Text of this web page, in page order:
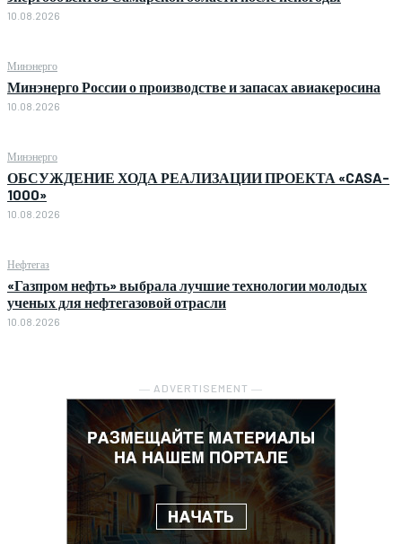
10.08.2026
Минэнерго
Минэнерго России о производстве и запасах авиакеросина
10.08.2026
Минэнерго
ОБСУЖДЕНИЕ ХОДА РЕАЛИЗАЦИИ ПРОЕКТА «CASA-
1000»
10.08.2026
Нефтегаз
«Газпром нефть» выбрала лучшие технологии молодых
ученых для нефтегазовой отрасли
10.08.2026
― ADVERTISEMENT ―